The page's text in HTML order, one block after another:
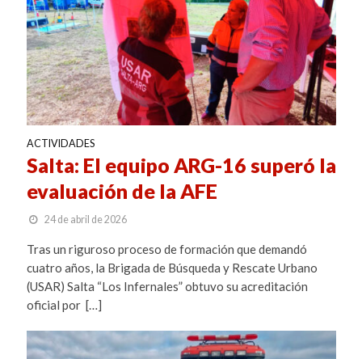
ACTIVIDADES
Salta: El equipo ARG-16 superó la
evaluación de la AFE
24 de abril de 2026
Tras un riguroso proceso de formación que demandó
cuatro años, la Brigada de Búsqueda y Rescate Urbano
(USAR) Salta “Los Infernales” obtuvo su acreditación
oficial por […]